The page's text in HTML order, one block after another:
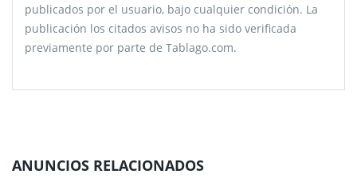
publicados por el usuario, bajo cualquier condición. La
publicación los citados avisos no ha sido verificada
previamente por parte de Tablago.com.
ANUNCIOS RELACIONADOS